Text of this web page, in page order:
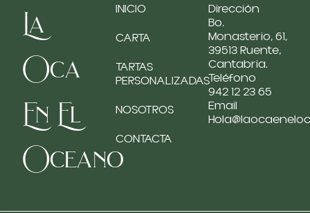
La
Oca
En El
Oceano
INICIO
CARTA
TARTAS
PERSONALIZADAS
NOSOTROS
CONTACTA
Dirección
Bo.
Monasterio, 61,
39513 Ruente,
Cantabria.
Teléfono
942 12 23 65
Email